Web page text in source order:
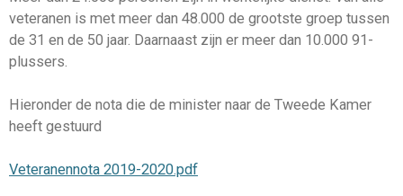
veteranen is met meer dan 48.000 de grootste groep tussen
de 31 en de 50 jaar. Daarnaast zijn er meer dan 10.000 91-
plussers.
Hieronder de nota die de minister naar de Tweede Kamer
heeft gestuurd
Veteranennota 2019-2020.pdf